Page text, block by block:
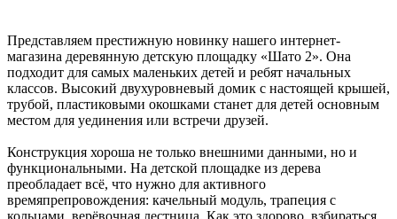
Представляем престижную новинку нашего интернет-
магазина деревянную детскую площадку «Шато 2». Она
подходит для самых маленьких детей и ребят начальных
классов. Высокий двухуровневый домик с настоящей крышей,
трубой, пластиковыми окошками станет для детей основным
местом для уединения или встречи друзей.
Конструкция хороша не только внешними данными, но и
функциональными. На детской площадке из дерева
преобладает всё, что нужно для активного
времяпрепровождения: качельный модуль, трапеция с